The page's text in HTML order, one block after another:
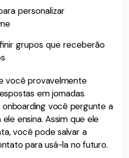
personalizar
grupos que receberão
você provavelmente
em jornadas.
você pergunte a
ensina. Assim que ele
você pode salvar a
para usá-la no futuro.